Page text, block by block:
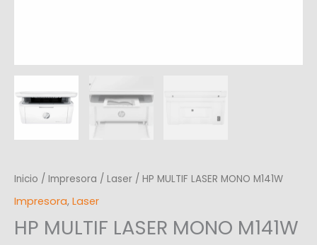
Inicio / Impresora / Laser / HP MULTIF LASER MONO M141W
Impresora, Laser
HP MULTIF LASER MONO M141W